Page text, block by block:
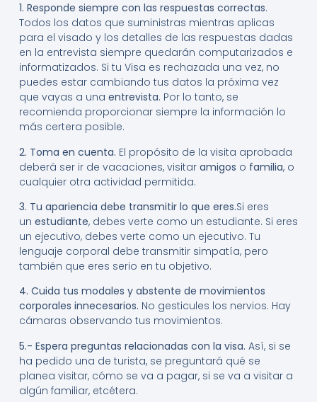
1. Responde siempre con las respuestas correctas.
Todos los datos que suministras mientras aplicas
para el visado y los detalles de las respuestas dadas
en la entrevista siempre quedarán computarizados e
informatizados. Si tu Visa es rechazada una vez, no
puedes estar cambiando tus datos la próxima vez
que vayas a una entrevista. Por lo tanto, se
recomienda proporcionar siempre la información lo
más certera posible.
2. Toma en cuenta. El propósito de la visita aprobada
deberá ser ir de vacaciones, visitar amigos o familia, o
cualquier otra actividad permitida.
3. Tu apariencia debe transmitir lo que eres.Si eres
un estudiante, debes verte como un estudiante. Si eres
un ejecutivo, debes verte como un ejecutivo. Tu
lenguaje corporal debe transmitir simpatía, pero
también que eres serio en tu objetivo.
4. Cuida tus modales y abstente de movimientos
corporales innecesarios. No gesticules los nervios. Hay
cámaras observando tus movimientos.
5.- Espera preguntas relacionadas con la visa. Así, si se
ha pedido una de turista, se preguntará qué se
planea visitar, cómo se va a pagar, si se va a visitar a
algún familiar, etcétera.